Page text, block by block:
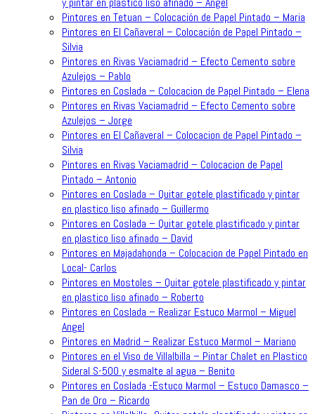
Pintores en Tetuan – Colocación de Papel Pintado – Maria
Pintores en El Cañaveral – Colocación de Papel Pintado –
Silvia
Pintores en Rivas Vaciamadrid – Efecto Cemento sobre
Azulejos – Pablo
Pintores en Coslada – Colocacion de Papel Pintado – Elena
Pintores en Rivas Vaciamadrid – Efecto Cemento sobre
Azulejos – Jorge
Pintores en El Cañaveral – Colocacion de Papel Pintado –
Silvia
Pintores en Rivas Vaciamadrid – Colocacion de Papel
Pintado – Antonio
Pintores en Coslada – Quitar gotele plastificado y pintar
en plastico liso afinado – Guillermo
Pintores en Coslada – Quitar gotele plastificado y pintar
en plastico liso afinado – David
Pintores en Majadahonda – Colocacion de Papel Pintado en
Local- Carlos
Pintores en Mostoles – Quitar gotele plastificado y pintar
en plastico liso afinado – Roberto
Pintores en Coslada – Realizar Estuco Marmol – Miguel
Angel
Pintores en Madrid – Realizar Estuco Marmol – Mariano
Pintores en el Viso de Villalbilla – Pintar Chalet en Plastico
Sideral S-500 y esmalte al agua – Benito
Pintores en Coslada -Estuco Marmol – Estuco Damasco –
Pan de Oro – Ricardo